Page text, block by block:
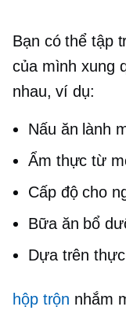
Bạn có thể tập
của mình xung
nhau, ví dụ:
Nấu ăn lành
Ẩm thực từ
Cấp độ cho
Bữa ăn bổ
Dựa trên
hộp trộn nhắm